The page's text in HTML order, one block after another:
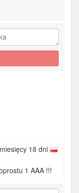
18 dni
1 AAA !!!